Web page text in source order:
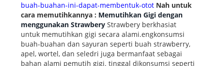
buah-buahan-ini-dapat-membentuk-otot Nah untuk
cara memutihkannya : Memutihkan Gigi dengan
menggunakan Strawbery Strawbery berkhasiat
untuk memutihkan gigi secara alami.engkonsumsi
buah-buahan dan sayuran seperti buah strawberry,
apel, wortel, dan seledri juga bermanfaat sebagai
bahan alami pemutih gigi. tinggal dikonsumsi seperti